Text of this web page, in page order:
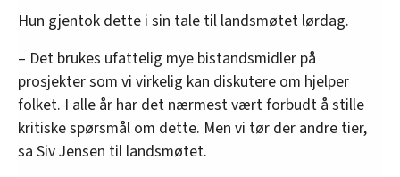
Hun gjentok dette i sin tale til landsmøtet lørdag.
– Det brukes ufattelig mye bistandsmidler på
prosjekter som vi virkelig kan diskutere om hjelper
folket. I alle år har det nærmest vært forbudt å stille
kritiske spørsmål om dette. Men vi tør der andre tier,
sa Siv Jensen til landsmøtet.